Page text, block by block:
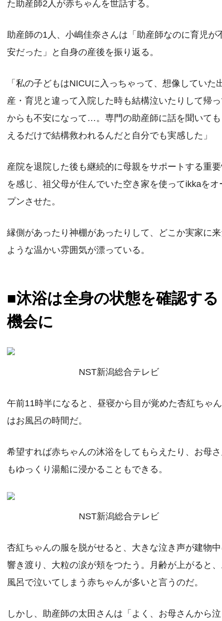
た助産師2人が赤ちゃんを世話する。
助産師の1人、小嶋佳奈さんは「助産師なのに育児が
安だった」と自身の産後を振り返る。
「私の子どもはNICUに入っちゃって、想像していた
産・育児と違って入院した時も結構泣いたりして帰
からも不安になって…。専門の助産師に話を聞いて
えるだけで結構救われるんだと自分でも実感した」
産院を退院した後も継続的に母親をサポートする重
を感じ、祖父母が住んでいた空き家を使ってikkaをオ
プンさせた。
縁側があったり神棚があったりして、どこか実家に
ような温かい雰囲気が漂っている。
■沐浴は全身の状態を確認する
機会に
NST新潟総合テレビ
午前11時半になると、昼寝から目が覚めた杏紅ちゃん
はお風呂の時間だ。
希望すれば赤ちゃんの沐浴をしてもらえたり、お母
もゆっくり湯船に浸かることもできる。
NST新潟総合テレビ
杏紅ちゃんの服を脱がせると、大きな泣き声が建物
響き渡り、大粒の涙が頬をつたう。月齢が上がると
風呂で泣いてしまう赤ちゃんが多いと言うのだ。
しかし、助産師の太田さんは「よく、お母さんから